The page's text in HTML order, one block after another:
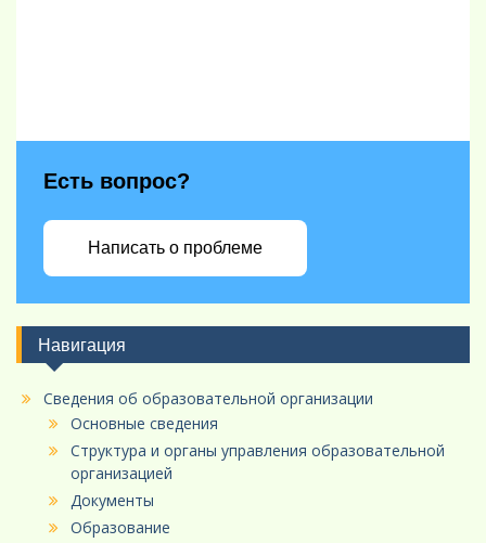
Есть вопрос?
Написать о проблеме
Навигация
Сведения об образовательной организации
Основные сведения
Структура и органы управления образовательной
организацией
Документы
Образование